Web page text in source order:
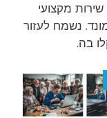
מקצועי
נשמח לעזור
בה.